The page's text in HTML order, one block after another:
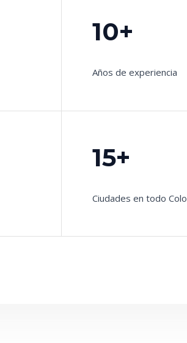
10+
Años de experiencia
15+
Ciudades en todo